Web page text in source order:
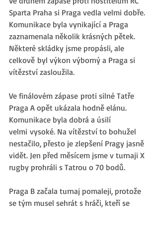
Sparta Praha si Praga vedla velmi dobře.
Komunikace byla vynikající a Praga
zaznamenala několik krásných pětek.
Některé skládky jsme propásli, ale
celkově byl výkon výborný a Praga si
vítězství zasloužila.
Ve finálovém zápase proti silné Tatře
Praga A opět ukázala hodně elánu.
Komunikace byla dobrá a úsilí
velmi vysoké. Na vítězství to bohužel
nestačilo, přesto je zlepšení Pragy jasně
vidět. Jen před měsícem jsme v turnaji X
rugby prohráli s Tatrou o 70 bodů.
Praga B začala turnaj pomaleji, protože
se tým musel sehrát s hráči, kteří se